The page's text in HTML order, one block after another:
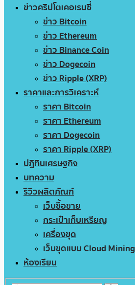
ข่าวคริปโตเคอเรนซี่
ข่าว Bitcoin
ข่าว Ethereum
ข่าว Binance Coin
ข่าว Dogecoin
ข่าว Ripple (XRP)
ราคาและการวิเคราะห์
ราคา Bitcoin
ราคา Ethereum
ราคา Dogecoin
ราคา Ripple (XRP)
ปฏิทินเศรษฐกิจ
บทความ
รีวิวผลิตภัณฑ์
เว็บซื้อขาย
กระเป๋าเก็บเหรียญ
เครื่องขุด
เว็บขุดแบบ Cloud Mining
ห้องเรียน